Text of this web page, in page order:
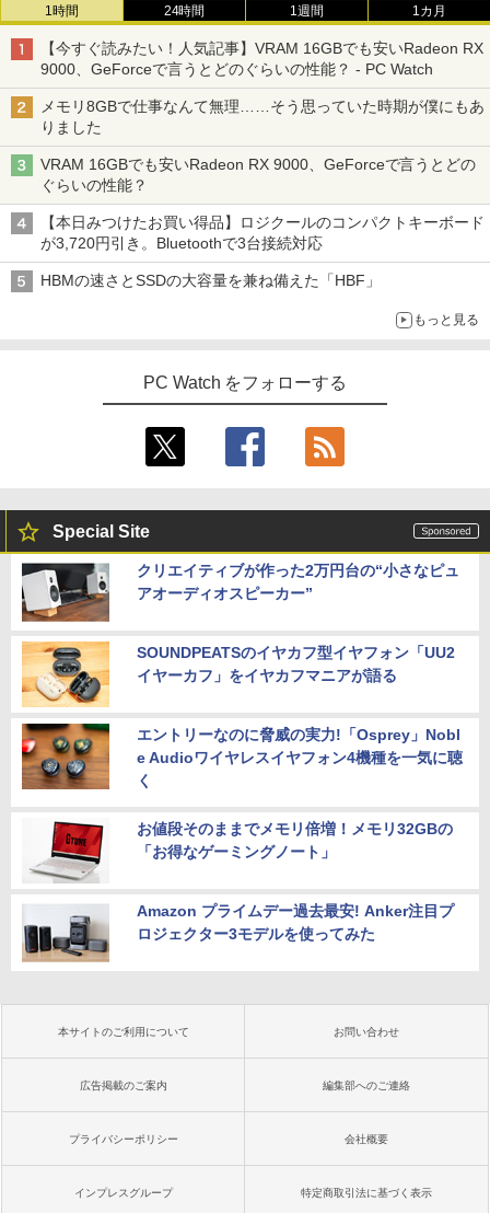
1時間 24時間 1週間 1カ月
【今すぐ読みたい！人気記事】VRAM 16GBでも安いRadeon RX
9000、GeForceで言うとどのぐらいの性能？ - PC Watch
メモリ8GBで仕事なんて無理……そう思っていた時期が僕にもあ
りました
VRAM 16GBでも安いRadeon RX 9000、GeForceで言うとどの
ぐらいの性能？
【本日みつけたお買い得品】ロジクールのコンパクトキーボード
が3,720円引き。Bluetoothで3台接続対応
HBMの速さとSSDの大容量を兼ね備えた「HBF」
もっと見る
PC Watch をフォローする
Special Site
クリエイティブが作った2万円台の“小さなピュ
アオーディオスピーカー”
SOUNDPEATSのイヤカフ型イヤフォン「UU2
イヤーカフ」をイヤカフマニアが語る
エントリーなのに脅威の実力!「Osprey」Nobl
e Audioワイヤレスイヤフォン4機種を一気に聴
く
お値段そのままでメモリ倍増！メモリ32GBの
「お得なゲーミングノート」
Amazon プライムデー過去最安! Anker注目プ
ロジェクター3モデルを使ってみた
本サイトのご利用について お問い合わせ
広告掲載のご案内 編集部へのご連絡
プライバシーポリシー 会社概要
インプレスグループ 特定商取引法に基づく表示